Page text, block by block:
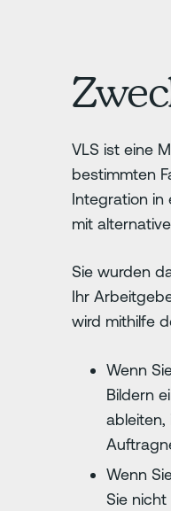
VLS ist eine
bestimmten
Integration in
mit
Sie wurden
Ihr
wird mithilfe
Wenn
Bildern
ableiten,
Wenn
Sie nicht